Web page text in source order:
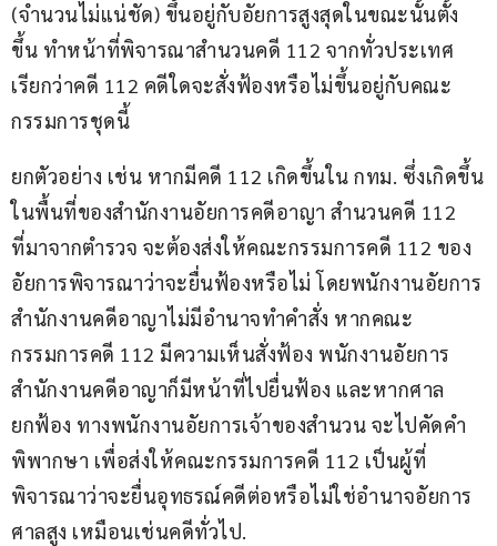
(จำนวนไม่แน่ชัด) ขึ้นอยู่กับอัยการสูงสุดในขณะนั้นตั้ง
ขึ้น ทำหน้าที่พิจารณาสำนวนคดี 112 จากทั่วประเทศ
เรียกว่าคดี 112 คดีใดจะสั่งฟ้องหรือไม่ขึ้นอยู่กับคณะ
กรรมการชุดนี้
ยกตัวอย่าง เช่น หากมีคดี 112 เกิดขึ้นใน กทม. ซึ่งเกิดขึ้น
ในพื้นที่ของสำนักงานอัยการคดีอาญา สำนวนคดี 112
ที่มาจากตำรวจ จะต้องส่งให้คณะกรรมการคดี 112 ของ
อัยการพิจารณาว่าจะยื่นฟ้องหรือไม่ โดยพนักงานอัยการ
สำนักงานคดีอาญาไม่มีอำนาจทำคำสั่ง หากคณะ
กรรมการคดี 112 มีความเห็นสั่งฟ้อง พนักงานอัยการ
สำนักงานคดีอาญาก็มีหน้าที่ไปยื่นฟ้อง และหากศาล
ยกฟ้อง ทางพนักงานอัยการเจ้าของสำนวน จะไปคัดคำ
พิพากษา เพื่อส่งให้คณะกรรมการคดี 112 เป็นผู้ที่
พิจารณาว่าจะยื่นอุทธรณ์คดีต่อหรือไม่ใช่อำนาจอัยการ
ศาลสูง เหมือนเช่นคดีทั่วไป.